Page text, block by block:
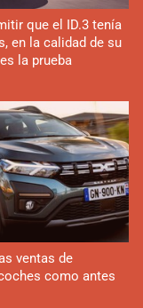
que el ID.3 tenía
en la calidad de su
la prueba
ventas de
como antes